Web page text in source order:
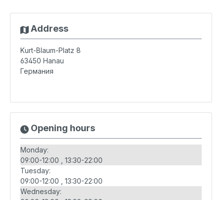
Address
Kurt-Blaum-Platz 8
63450 Hanau
Германия
Opening hours
Monday:
09:00-12:00
13:30-22:00
Tuesday:
09:00-12:00
13:30-22:00
Wednesday: